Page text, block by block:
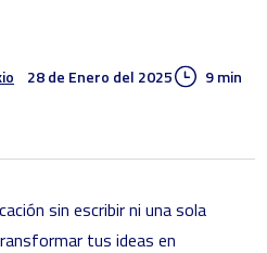
28 de Enero del 2025 9 min
sin escribir ni una sola
tus ideas en